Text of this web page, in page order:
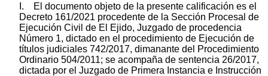
I. El documento objeto de la presente calificación es el
Decreto 161/2021 procedente de la Sección Procesal de
Ejecución Civil de El Ejido, Juzgado de procedencia
Número 1, dictado en el procedimiento de Ejecución de
títulos judiciales 742/2017, dimanante del Procedimiento
Ordinario 504/2011; se acompaña de sentencia 26/2017,
dictada por el Juzgado de Primera Instancia e Instrucción